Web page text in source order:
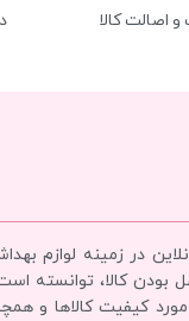
اصالت کالا
در زمینه لوازم
کالا، توانسته
کیفیت کالاها و